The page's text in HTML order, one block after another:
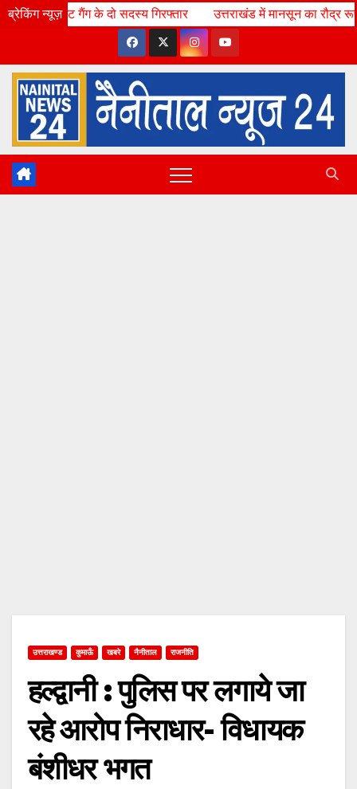
ब्रेकिंग न्यूज़
के दो सदस्य गिरफ्तार उत्तराखंड में मानसून का रौद्र रूप, 12 जिलों में
Skip
Thu. Aug 6th, 2026 8:30:23 AM
उत्तराखण्ड कुमाऊँ खबरे नैनीताल राजनीति
हल्द्वानी : पुलिस पर लगाये जा
रहे आरोप निराधार- विधायक
बंशीधर भगत